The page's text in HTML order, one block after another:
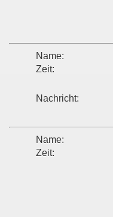
Name:
Zeit:
Nachricht:
Name:
Zeit: